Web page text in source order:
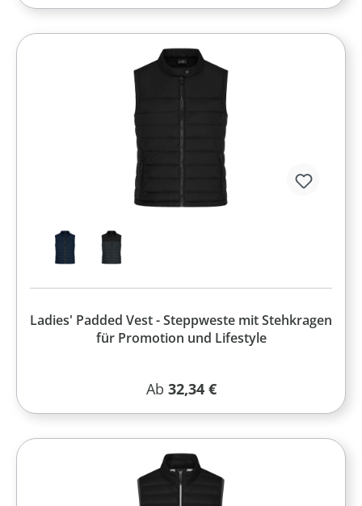
Ladies' Padded Vest - Steppweste mit Stehkragen
für Promotion und Lifestyle
Regulärer Preis:
Ab 32,34 €